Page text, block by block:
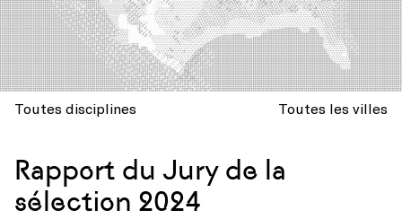
Toutes disciplines Toutes les villes
Rapport du Jury de la
sélection 2024